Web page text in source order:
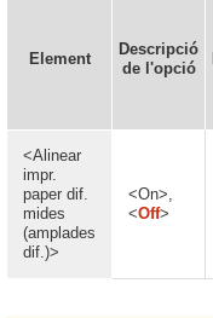
Element
Descripció
de l'opció
<Alinear
impr.
paper dif.
mides
(amplades
dif.)>
<On>,
<Off>